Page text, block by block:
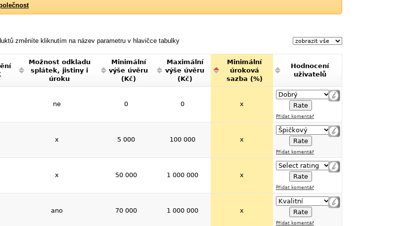
změníte kliknutím na název parametru v hlavičce tabulky
Možnost odkladu
splátek, jistiny i
úroku
Minimální
výše úvěru
(Kč)
Maximální
výše úvěru
(Kč)
Minimální
úroková
sazba (%)
Hodnocení
uživatelů
ne 0 0 x
Přidat komentář
x 5 000 100 000 x
Přidat komentář
x 50 000 1 000 000 x
Přidat komentář
ano 70 000 1 000 000 x
Přidat komentář